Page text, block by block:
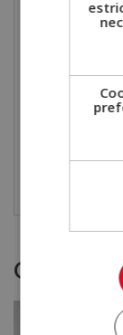
Gestor
Project
Otras